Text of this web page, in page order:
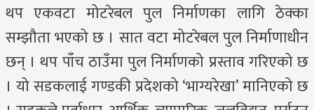
थप एकवटा मोटरेबल पुल निर्माणका लागि ठेक्का
सम्झौता भएको छ । सात वटा मोटरेबल पुल निर्माणाधीन
छन् । थप पाँच ठाउँमा पुल निर्माणको प्रस्ताव गरिएको छ
। यो सडकलाई गण्डकी प्रदेशको ‘भाग्यरेखा’ मानिएको छ